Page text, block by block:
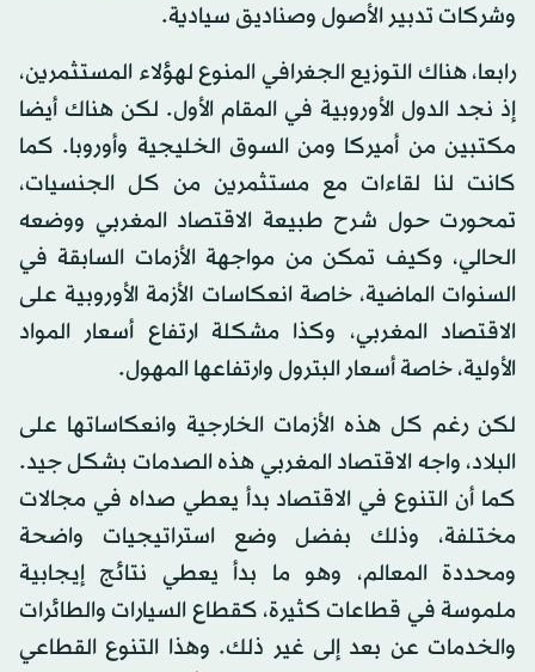
وشركات تدبير الأصول وصناديق سيادية.
رابعا، هناك التوزيع الجغرافي المنوع لهؤلاء المستثمرين،
إذ نجد الدول الأوروبية في المقام الأول. لكن هناك أيضا
مكتبين من أميركا ومن السوق الخليجية وأوروبا. كما
كانت لنا لقاءات مع مستثمرين من كل الجنسيات،
تمحورت حول شرح طبيعة الاقتصاد المغربي ووضعه
الحالي، وكيف تمكن من مواجهة الأزمات السابقة في
السنوات الماضية، خاصة انعكاسات الأزمة الأوروبية على
الاقتصاد المغربي، وكذا مشكلة ارتفاع أسعار المواد
الأولية، خاصة أسعار البترول وارتفاعها المهول.
لكن رغم كل هذه الأزمات الخارجية وانعكاساتها على
البلاد، واجه الاقتصاد المغربي هذه الصدمات بشكل جيد.
كما أن التنوع في الاقتصاد بدأ يعطي صداه في مجالات
مختلفة، وذلك بفضل وضع استراتيجيات واضحة
ومحددة المعالم، وهو ما بدأ يعطي نتائج إيجابية
ملموسة في قطاعات كثيرة، كقطاع السيارات والطائرات
والخدمات عن بعد إلى غير ذلك. وهذا التنوع القطاعي